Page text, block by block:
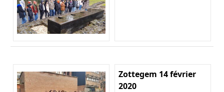
Zottegem 14 février
2020